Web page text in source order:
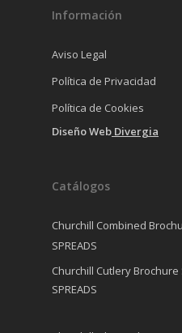
Información
Aviso Legal
Política de Privacidad
Política de Cookies
Diseño Web Divergia
Catálogos
Churchill Combined
SPREADS
Churchill Cutlery Brochure
SPREADS